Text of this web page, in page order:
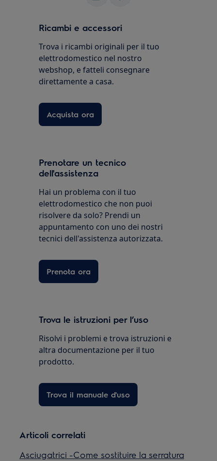
Ricambi e accessori
Trova i ricambi originali per il tuo
elettrodomestico nel nostro
webshop, e fatteli consegnare
direttamente a casa.
Acquista ora
Prenotare un tecnico
dell'assistenza
Hai un problema con il tuo
elettrodomestico che non puoi
risolvere da solo? Prendi un
appuntamento con uno dei nostri
tecnici dell'assistenza autorizzata.
Prenota ora
Trova le istruzioni per l’uso
Risolvi i problemi e trova istruzioni e
altra documentazione per il tuo
prodotto.
Trova il manuale d'uso
Articoli correlati
Asciugatrici -Come sostituire la serratura